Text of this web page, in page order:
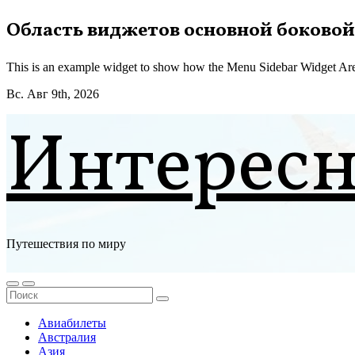
Перейти
к
Область виджетов основной
This is an example widget to show how the Menu Sidebar Widget
Вс. Авг 9th, 2026
Путешествия по миру
Авиабилеты
Австралия
Азия